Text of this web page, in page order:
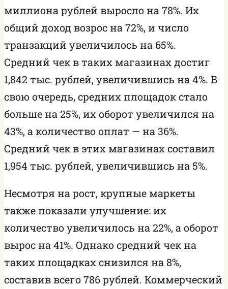
миллиона рублей выросло на 78%. Их
общий доход возрос на 72%, и число
транзакций увеличилось на 65%.
Средний чек в таких магазинах достиг
1,842 тыс. рублей, увеличившись на 4%. В
свою очередь, средних площадок стало
больше на 25%, их оборот увеличился на
43%, а количество оплат — на 36%.
Средний чек в этих магазинах составил
1,954 тыс. рублей, увеличившись на 5%.
Несмотря на рост, крупные маркеты
также показали улучшение: их
количество увеличилось на 22%, а оборот
вырос на 41%. Однако средний чек на
таких площадках снизился на 8%,
составив всего 786 рублей. Коммерческий